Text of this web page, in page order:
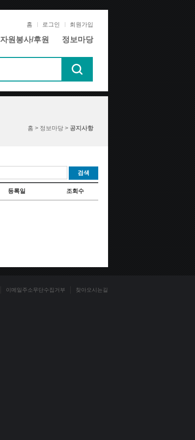
홈 로그인 회원가입
자원봉사/후원 정보마당
홈 > 정보마당 > 공지사항
검색
등록일 조회수
이메일주소무단수집거부 찾아오시는길